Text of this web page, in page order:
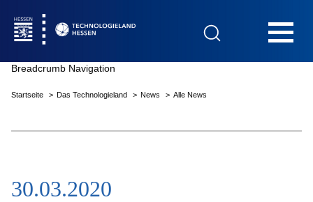
Das Technologieland
Breadcrumb Navigation
Startseite Das Technologieland News Alle News
30.03.2020